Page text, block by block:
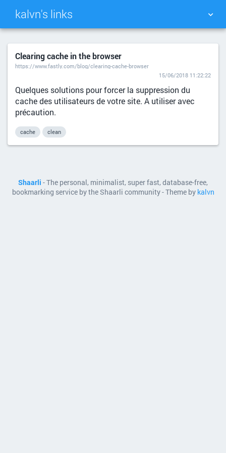
kalvn's links
TAG CLOUD PICTURE WALL
SEARCH
Clearing cache in the browser
https://www.fastly.com/blog/clearing-cache-browser
15/06/2018 11:22:22
Quelques solutions pour forcer la suppression du
cache des utilisateurs de votre site. A utiliser avec
précaution.
cache clean
Shaarli - The personal, minimalist, super fast, database-free,
bookmarking service by the Shaarli community - Theme by kalvn